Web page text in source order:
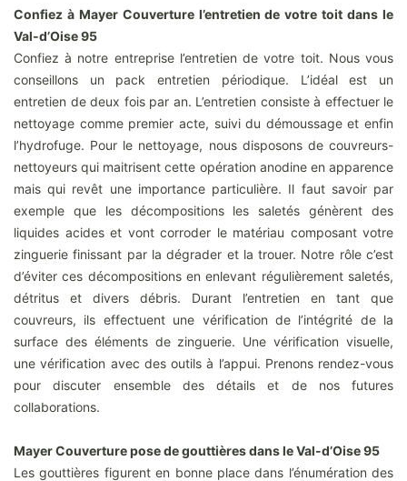
Confiez à Mayer Couverture l’entretien de votre toit dans le
Val-d’Oise 95
Confiez à notre entreprise l’entretien de votre toit. Nous vous
conseillons un pack entretien périodique. L’idéal est un
entretien de deux fois par an. L’entretien consiste à effectuer le
nettoyage comme premier acte, suivi du démoussage et enfin
l’hydrofuge. Pour le nettoyage, nous disposons de couvreurs-
nettoyeurs qui maitrisent cette opération anodine en apparence
mais qui revêt une importance particulière. Il faut savoir par
exemple que les décompositions les saletés génèrent des
liquides acides et vont corroder le matériau composant votre
zinguerie finissant par la dégrader et la trouer. Notre rôle c’est
d’éviter ces décompositions en enlevant régulièrement saletés,
détritus et divers débris. Durant l’entretien en tant que
couvreurs, ils effectuent une vérification de l’intégrité de la
surface des éléments de zinguerie. Une vérification visuelle,
une vérification avec des outils à l’appui. Prenons rendez-vous
pour discuter ensemble des détails et de nos futures
collaborations.
Mayer Couverture pose de gouttières dans le Val-d’Oise 95
Les gouttières figurent en bonne place dans l’énumération des